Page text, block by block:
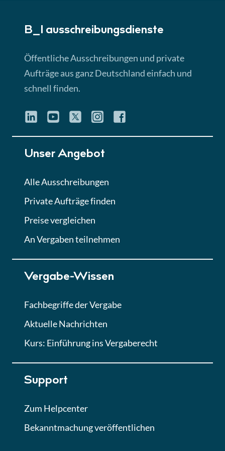
Lektion 3
► 4:31 Min
Quiz
Eignung im Vergabeverfahren
Lektion 6
Abgabe von Angeboten
Lektion
Lektion 7
Finales Quiz
B_I ausschreibungs­dienste
Öffentliche Ausschreibungen und private
Aufträge aus ganz Deutschland einfach und
schnell finden.
Unser Angebot
Alle Ausschreibungen
Private Aufträge finden
Preise vergleichen
An Vergaben teilnehmen
Vergabe-Wissen
Fachbegriffe der Vergabe
Aktuelle Nachrichten
Kurs: Einführung ins Vergaberecht
Support
Zum Helpcenter
Bekanntmachung veröffentlichen